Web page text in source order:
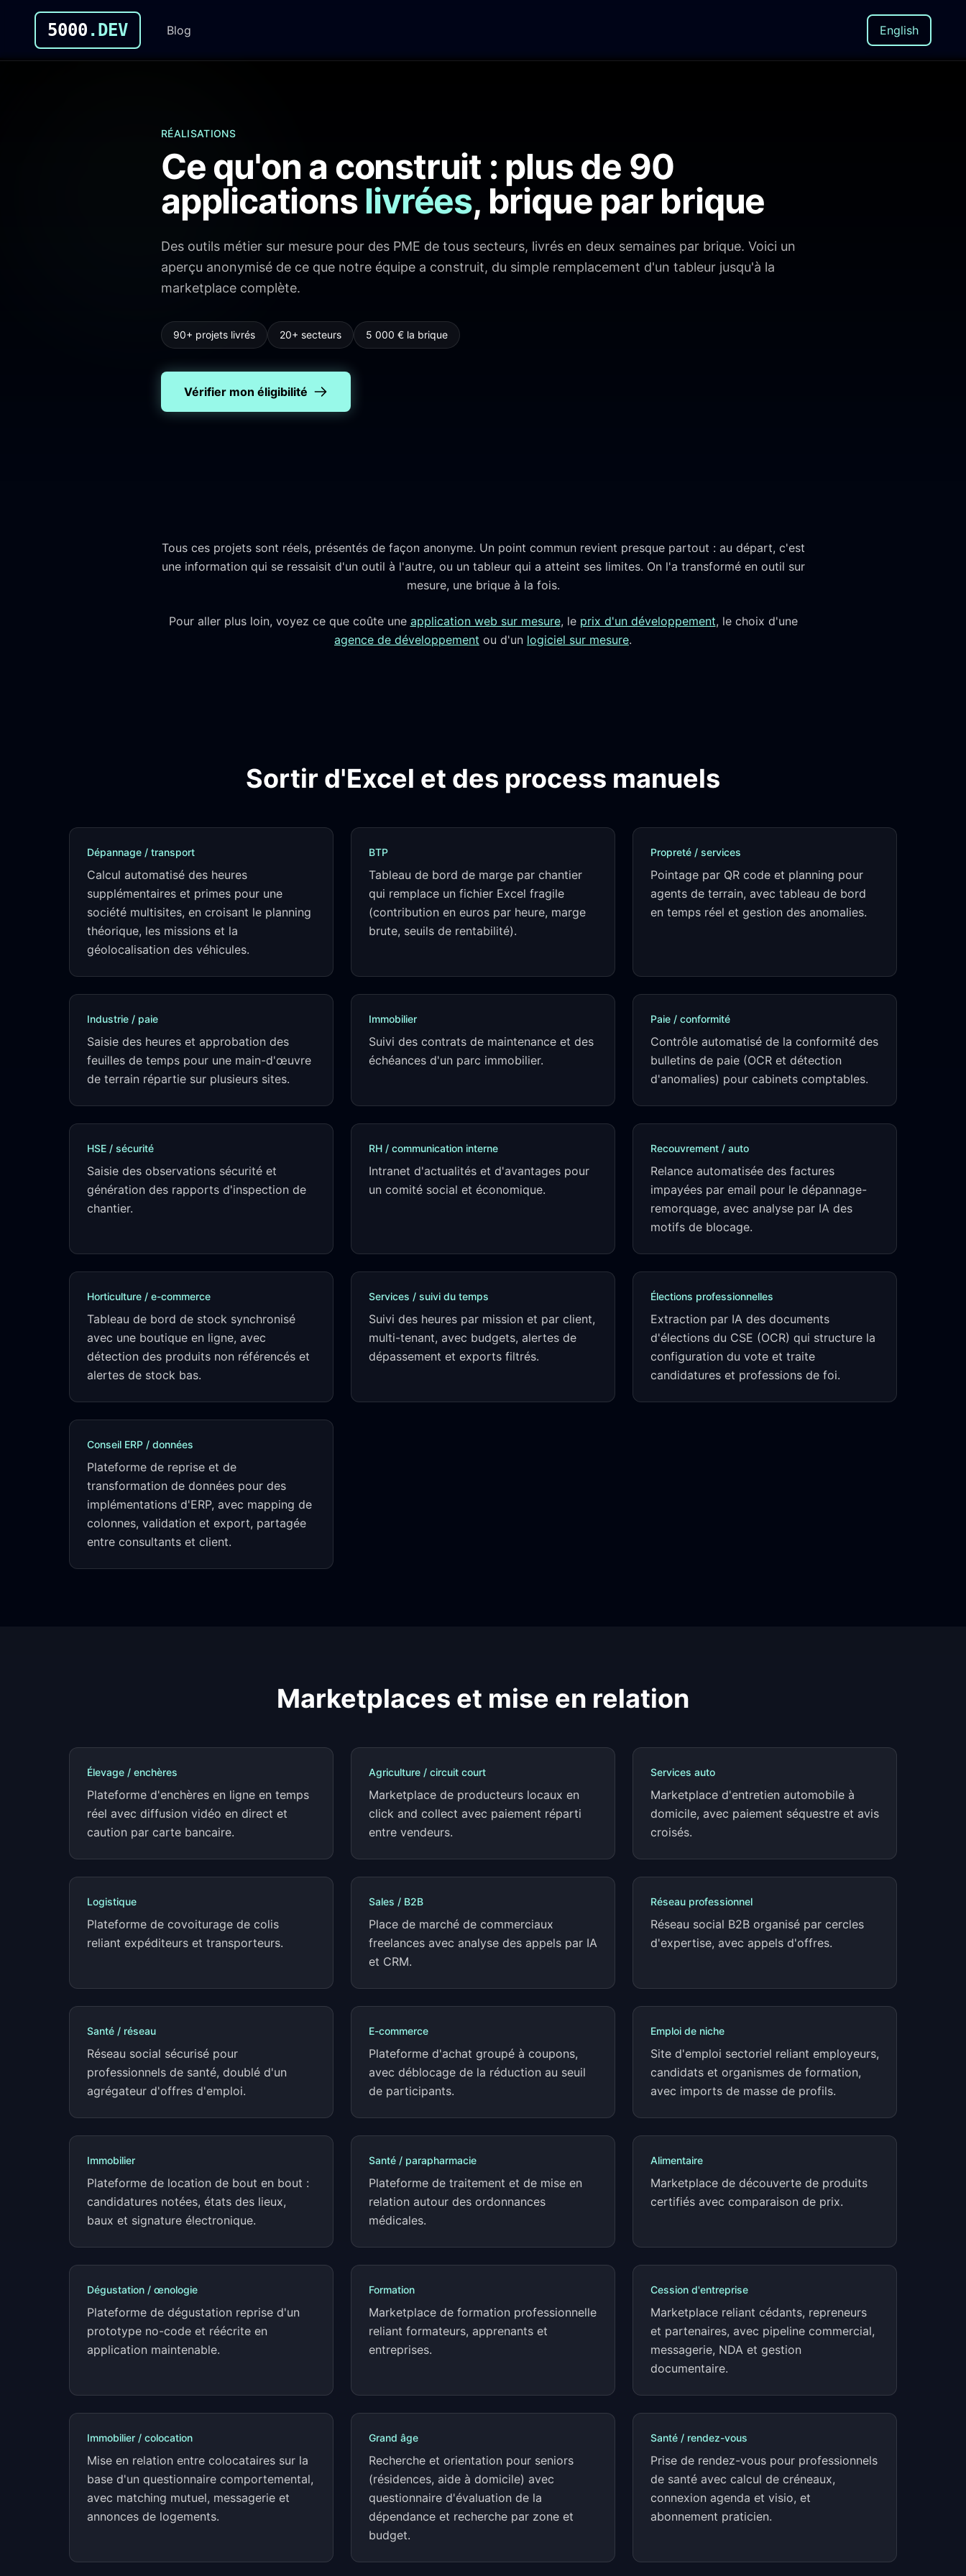
5000 .DEV Blog English
RÉALISATIONS
Ce qu'on a construit : plus de 90
applicationslivrées, brique par brique
Des outils métier sur mesure pour des PME de tous secteurs, livrés en deux semaines par brique. Voici un
aperçu anonymisé de ce que notre équipe a construit, du simple remplacement d'un tableur jusqu'à la
marketplace complète.
90+ projets livrés 20+ secteurs 5 000 € la brique
Vérifier mon éligibilité
Tous ces projets sont réels, présentés de façon anonyme. Un point commun revient presque partout : au départ, c'est
une information qui se ressaisit d'un outil à l'autre, ou un tableur qui a atteint ses limites. On l'a transformé en outil sur
mesure, une brique à la fois.
Pour aller plus loin, voyez ce que coûte une application web sur mesure, le prix d'un développement, le choix d'une
agence de développement ou d'un logiciel sur mesure.
Sortir d'Excel et des process manuels
Dépannage / transport
Calcul automatisé des heures
supplémentaires et primes pour une
société multisites, en croisant le planning
théorique, les missions et la
géolocalisation des véhicules.
BTP
Tableau de bord de marge par chantier
qui remplace un fichier Excel fragile
(contribution en euros par heure, marge
brute, seuils de rentabilité).
Propreté / services
Pointage par QR code et planning pour
agents de terrain, avec tableau de bord
en temps réel et gestion des anomalies.
Industrie / paie
Saisie des heures et approbation des
feuilles de temps pour une main-d'œuvre
de terrain répartie sur plusieurs sites.
Immobilier
Suivi des contrats de maintenance et des
échéances d'un parc immobilier.
Paie / conformité
Contrôle automatisé de la conformité des
bulletins de paie (OCR et détection
d'anomalies) pour cabinets comptables.
HSE / sécurité
Saisie des observations sécurité et
génération des rapports d'inspection de
chantier.
RH / communication interne
Intranet d'actualités et d'avantages pour
un comité social et économique.
Recouvrement / auto
Relance automatisée des factures
impayées par email pour le dépannage-
remorquage, avec analyse par IA des
motifs de blocage.
Horticulture / e-commerce
Tableau de bord de stock synchronisé
avec une boutique en ligne, avec
détection des produits non référencés et
alertes de stock bas.
Services / suivi du temps
Suivi des heures par mission et par client,
multi-tenant, avec budgets, alertes de
dépassement et exports filtrés.
Élections professionnelles
Extraction par IA des documents
d'élections du CSE (OCR) qui structure la
configuration du vote et traite
candidatures et professions de foi.
Conseil ERP / données
Plateforme de reprise et de
transformation de données pour des
implémentations d'ERP, avec mapping de
colonnes, validation et export, partagée
entre consultants et client.
Marketplaces et mise en relation
Élevage / enchères
Plateforme d'enchères en ligne en temps
réel avec diffusion vidéo en direct et
caution par carte bancaire.
Agriculture / circuit court
Marketplace de producteurs locaux en
click and collect avec paiement réparti
entre vendeurs.
Services auto
Marketplace d'entretien automobile à
domicile, avec paiement séquestre et avis
croisés.
Logistique
Plateforme de covoiturage de colis
reliant expéditeurs et transporteurs.
Sales / B2B
Place de marché de commerciaux
freelances avec analyse des appels par IA
et CRM.
Réseau professionnel
Réseau social B2B organisé par cercles
d'expertise, avec appels d'offres.
Santé / réseau
Réseau social sécurisé pour
professionnels de santé, doublé d'un
agrégateur d'offres d'emploi.
E-commerce
Plateforme d'achat groupé à coupons,
avec déblocage de la réduction au seuil
de participants.
Emploi de niche
Site d'emploi sectoriel reliant employeurs,
candidats et organismes de formation,
avec imports de masse de profils.
Immobilier
Plateforme de location de bout en bout :
candidatures notées, états des lieux,
baux et signature électronique.
Santé / parapharmacie
Plateforme de traitement et de mise en
relation autour des ordonnances
médicales.
Alimentaire
Marketplace de découverte de produits
certifiés avec comparaison de prix.
Dégustation / œnologie
Plateforme de dégustation reprise d'un
prototype no-code et réécrite en
application maintenable.
Formation
Marketplace de formation professionnelle
reliant formateurs, apprenants et
entreprises.
Cession d'entreprise
Marketplace reliant cédants, repreneurs
et partenaires, avec pipeline commercial,
messagerie, NDA et gestion
documentaire.
Immobilier / colocation
Mise en relation entre colocataires sur la
base d'un questionnaire comportemental,
avec matching mutuel, messagerie et
annonces de logements.
Grand âge
Recherche et orientation pour seniors
(résidences, aide à domicile) avec
questionnaire d'évaluation de la
dépendance et recherche par zone et
budget.
Santé / rendez-vous
Prise de rendez-vous pour professionnels
de santé avec calcul de créneaux,
connexion agenda et visio, et
abonnement praticien.